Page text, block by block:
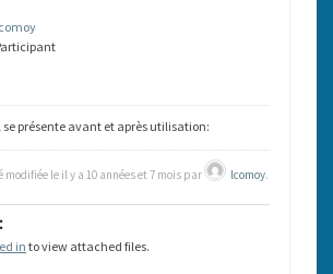
présente avant et après utilisation:
modifiée le il y a 10 années et 7 mois par lcomoy.
into view attached files.